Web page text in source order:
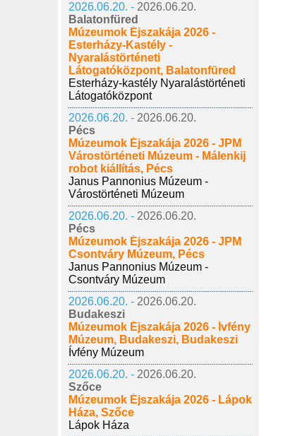
2026.06.20. - 2026.06.20.
Balatonfüred
Múzeumok Éjszakája 2026 -
Esterházy-Kastély -
Nyaralástörténeti
Látogatóközpont, Balatonfüred
Esterházy-kastély Nyaralástörténeti
Látogatóközpont
2026.06.20. - 2026.06.20.
Pécs
Múzeumok Éjszakája 2026 - JPM
Várostörténeti Múzeum - Málenkij
robot kiállítás, Pécs
Janus Pannonius Múzeum -
Várostörténeti Múzeum
2026.06.20. - 2026.06.20.
Pécs
Múzeumok Éjszakája 2026 - JPM
Csontváry Múzeum, Pécs
Janus Pannonius Múzeum -
Csontváry Múzeum
2026.06.20. - 2026.06.20.
Budakeszi
Múzeumok Éjszakája 2026 - Ívfény
Múzeum, Budakeszi, Budakeszi
Ívfény Múzeum
2026.06.20. - 2026.06.20.
Szőce
Múzeumok Éjszakája 2026 - Lápok
Háza, Szőce
Lápok Háza